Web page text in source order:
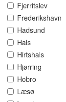
Fjerritslev
Frederikshavn
Hadsund
Hals
Hirtshals
Hjørring
Hobro
Læsø